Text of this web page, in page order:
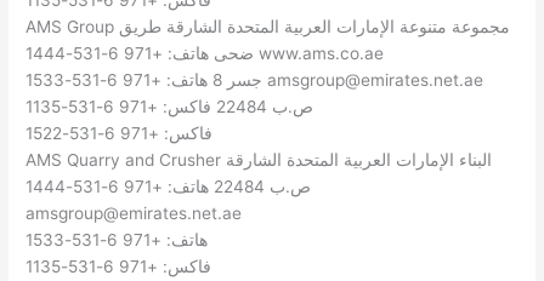
AMS Group مجموعة متنوعة الإمارات العربية المتحدة الشارقة طريق
ضحى هاتف: +971 6-531-1444 www.ams.co.ae
جسر 8 هاتف: +971 6-531-1533amsgroup@emirates.net.ae
ص.ب 22484 فاكس: +971 6-531-1135
فاكس: +971 6-531-1522
AMS Quarry and Crusher البناء الإمارات العربية المتحدة الشارقة
ص.ب 22484 هاتف: +971 6-531-1444
amsgroup@emirates.net.ae
هاتف: +971 6-531-1533
فاكس: +971 6-531-1135